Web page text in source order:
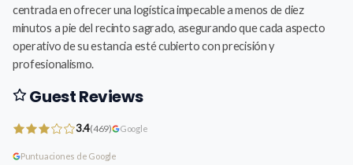
centrada en ofrecer una logística impecable a menos de diez
minutos a pie del recinto sagrado, asegurando que cada aspecto
operativo de su estancia esté cubierto con precisión y
profesionalismo.
Guest Reviews
3.4(469) Google
Puntuaciones de Google